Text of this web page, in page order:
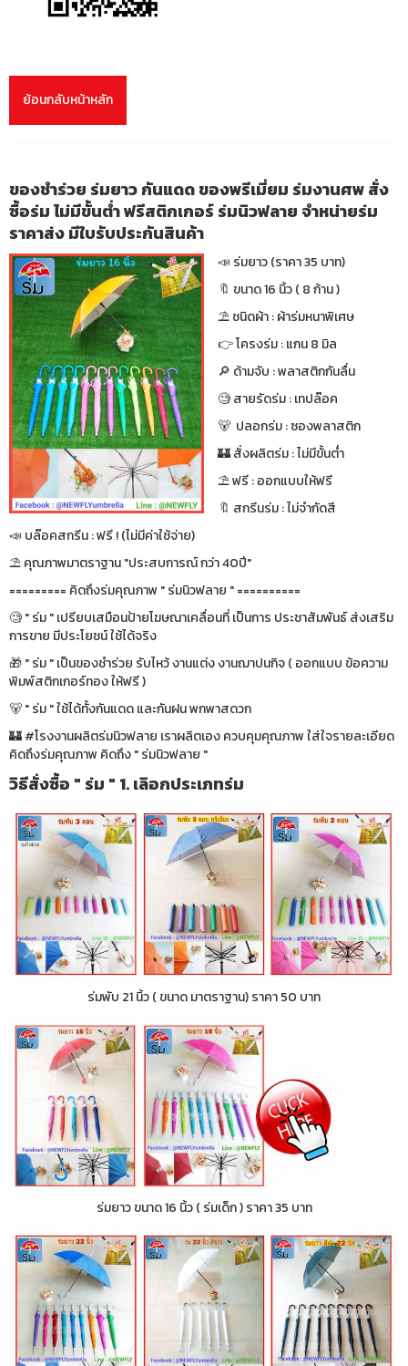
ย้อนกลับหน้าหลัก
ของชำร่วย ร่มยาว กันแดด ของพรีเมี่ยม ร่มงานศพ สั่ง
ซื้อร่ม ไม่มีขั้นต่ำ ฟรีสติกเกอร์ ร่มนิวฟลาย จำหน่ายร่ม
ราคาส่ง มีใบรับประกันสินค้า
📣 ร่มยาว (ราคา 35 บาท)
🔖 ขนาด 16 นิ้ว ( 8 ก้าน )
⛱ ชนิดผ้า : ผ้าร่มหนาพิเศษ
👉 โครงร่ม : แกน 8 มิล
🔎 ด้ามจับ : พลาสติกกันลื่น
🧐 สายรัดร่ม : เทปล๊อค
🐻 ปลอกร่ม : ซองพลาสติก
🏰 สั่งผลิตร่ม : ไม่มีขั้นต่ำ
⛱ ฟรี : ออกแบบให้ฟรี
🔖 สกรีนร่ม : ไม่จำกัดสี
📣 บล๊อคสกรีน : ฟรี ! (ไม่มีค่าใช้จ่าย)
⛱ คุณภาพมาตราฐาน "ประสบการณ์ กว่า 40ปี"
========= คิดถึงร่มคุณภาพ " ร่มนิวฟลาย " ==========
🧐 " ร่ม " เปรียบเสมือนป้ายโฆษณาเคลื่อนที่ เป็นการ ประชาสัมพันธ์ ส่งเสริม
การขาย มีประโยชน์ ใช้ได้จริง
🎁 " ร่ม " เป็นของชำร่วย รับไหว้ งานแต่ง งานฌาปนกิจ ( ออกแบบ ข้อความ
พิมพ์สติกเกอร์ทอง ให้ฟรี )
🐻 " ร่ม " ใช้ได้ทั้งกันแดด และกันฝน พกพาสดวก
🏰 #โรงงานผลิตร่มนิวฟลาย เราผลิตเอง ควบคุมคุณภาพ ใส่ใจรายละเอียด
คิดถึงร่มคุณภาพ คิดถึง " ร่มนิวฟลาย "
วิธีสั่งซื้อ " ร่ม " 1. เลิอกประเภทร่ม
ร่มพับ 21 นิ้ว ( ขนาด มาตราฐาน) ราคา 50 บาท
ร่มยาว ขนาด 16 นิ้ว ( ร่มเด็ก ) ราคา 35 บาท